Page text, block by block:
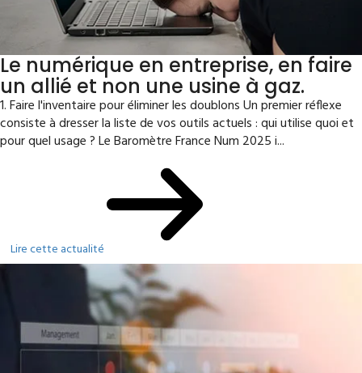
Le numérique en entreprise, en faire
un allié et non une usine à gaz.
1. Faire l'inventaire pour éliminer les doublons Un premier réflexe
consiste à dresser la liste de vos outils actuels : qui utilise quoi et
pour quel usage ? Le Baromètre France Num 2025 i...
Lire cette actualité